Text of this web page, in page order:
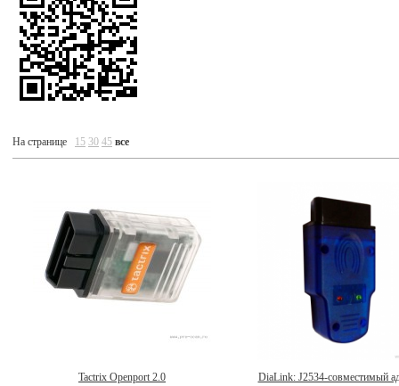
На странице 15 30 45 все
Tactrix Openport 2.0 DiaLink: J2534-совместимый